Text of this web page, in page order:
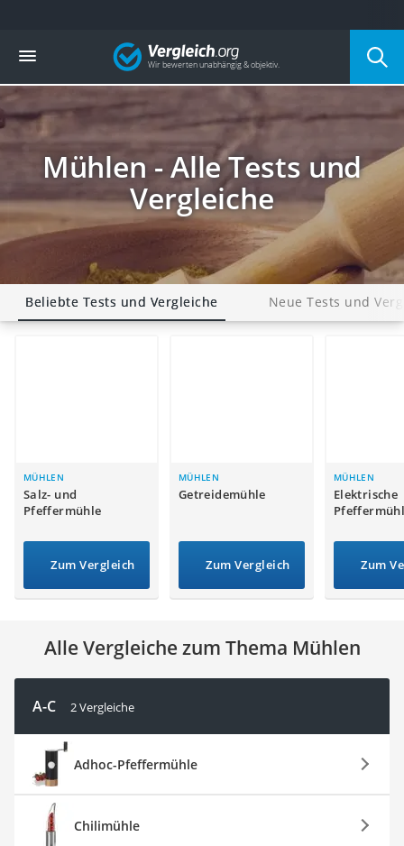
Die beliebtesten Vergleiche nach Kategorie
Haushalt
Wassersprudler
Zentralstaubsauger
Brotbackautomat
Wischroboter
Wäschespinne
Spülmaschinentabs
Akku-Staubsauger
Eierkocher
AEG-Waschmaschine
Saug-Wisch-Roboter
Handstaubsauger
Milchaufschäumer
Messerschärfer
Service
Vergleich
Mühlen - Alle Tests und
Vergleiche
Beliebte Tests und Vergleiche Neue Tests und
MÜHLEN
Salz- und
Pfeffermühle
Zum Vergleich
MÜHLEN
Getreidemühle
Zum Vergleich
MÜHLEN
Elektrische
Zum
Alle Vergleiche zum Thema Mühlen
A-C 2 Vergleiche
Adhoc-Pfeffermühle
Chilimühle